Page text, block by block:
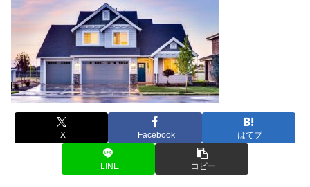
X Facebook はてブ
LINE コピー